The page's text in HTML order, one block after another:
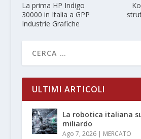
La prima HP Indigo
30000 in Italia a GPP
Industrie Grafiche
ULTIMI ARTICOLI
La robotica italiana
miliardo
Ago 7, 2026| MERCATO